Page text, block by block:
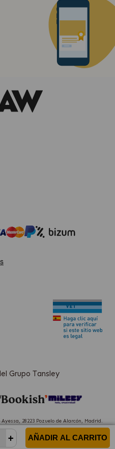
+ AÑADIR AL CARRITO
Grupo Tansley
28223 Pozuelo de Alarcón, Madrid.